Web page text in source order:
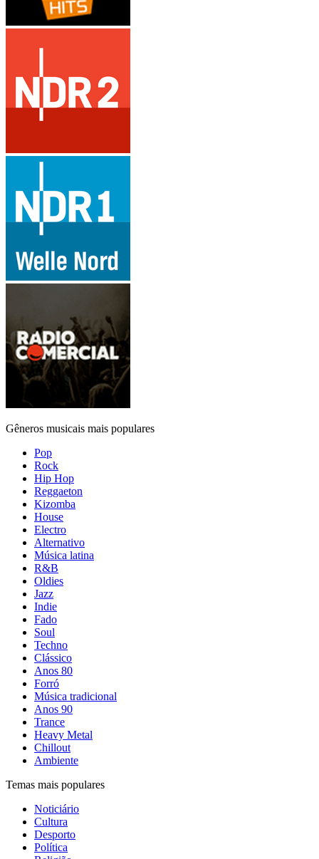
Gêneros musicais mais populares
Pop
Rock
Hip Hop
Reggaeton
Kizomba
House
Electro
Alternativo
Música latina
R&B
Oldies
Jazz
Indie
Fado
Soul
Techno
Clássico
Anos 80
Forró
Música tradicional
Anos 90
Trance
Heavy Metal
Chillout
Ambiente
Temas mais populares
Noticiário
Cultura
Desporto
Política